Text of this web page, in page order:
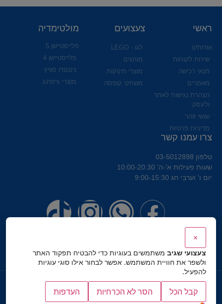
ראשי
אודותינו
שירות לקוחות
תנאי רכישה
מאמרים
הצהרת נגישות לאתר
ולעסק
שושי זוהר
מדיניות פרטיות
צעצועים
לגו - LEGO
מותגים
מוצרי תינוקות
משחקי קופסה
מולטימדיה
פלייסטיישן 5
פלייסטיישן 4
נינטנדו סוויץ
מוצרי גיימינג
צרו עמנו קשר
טלפון 03-5012898
שעות פעילות א’-ה’ 10:00-20:30
יום ו' וערבי חג 9:00-15:30
כל הזכויות שמורות לצעצועי שגיב
×
צעצועי שגיב משתמשים בעוגיות כדי להבטיח תפקוד האתר
ולשפר את חוויית המשתמש. אפשר לבחור אילו סוגי עוגיות
להפעיל.
קבל הכל הסר לא הכרחיות העדפות